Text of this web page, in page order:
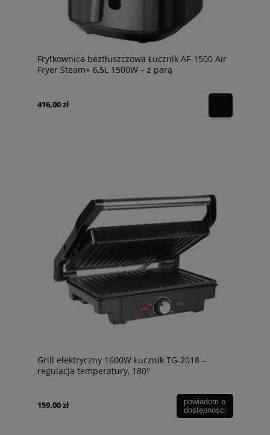
Frytkownica beztłuszczowa Łucznik AF-1500 Air
Fryer Steam+ 6,5L 1500W – z parą
416,00 zł
Grill elektryczny 1600W Łucznik TG-2018 –
regulacja temperatury, 180°
159,00 zł
powiadom o
dostępności